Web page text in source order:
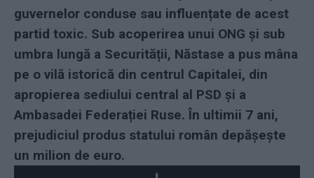
guvernelor conduse sau influențate de acest
partid toxic. Sub acoperirea unui ONG și sub
umbra lungă a Securității, Năstase a pus mâna
pe o vilă istorică din centrul Capitalei, din
apropierea sediului central al PSD și a
Ambasadei Federației Ruse. În ultimii 7 ani,
prejudiciul produs statului român depășește
un milion de euro.